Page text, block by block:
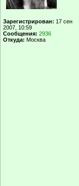
Зарегистрирован: 17 сен
2007, 10:59
Сообщения: 2936
Откуда: Москва